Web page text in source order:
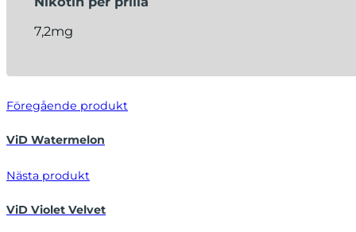
7,2mg
Föregående produkt
ViD Watermelon
Nästa produkt
ViD Violet Velvet